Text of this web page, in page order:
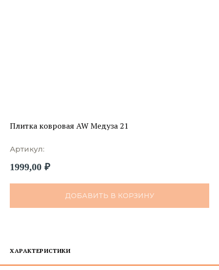
Плитка ковровая AW Медуза 21
Артикул:
1999,00 ₽
ДОБАВИТЬ В КОРЗИНУ
ХАРАКТЕРИСТИКИ